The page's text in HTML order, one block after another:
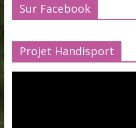
Sur Facebook
Projet Handisport